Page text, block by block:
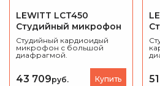
LEWITT LCT450
Студийный микрофон
Студийный кардиоидый
микрофон с большой
диафрагмой.
43 709руб. Купить